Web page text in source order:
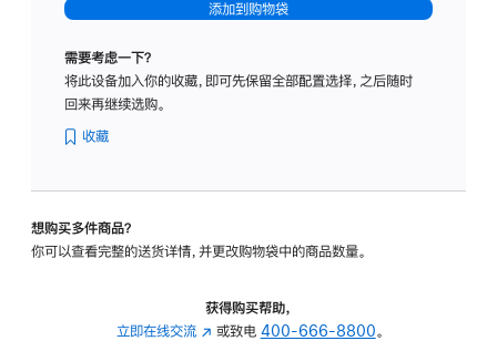
标
璃
转
的
添加到购物袋
需要考虑一下？
将此设备加入你的收藏，即可先保留全部配置选择，之后随时
回来再继续选购。
收藏
想购买多件商品？
你可以查看完整的送货详情，并更改购物袋中的商品数量。
获得购买帮助，
立即在线交流 (在 或致电 400-666-8800。